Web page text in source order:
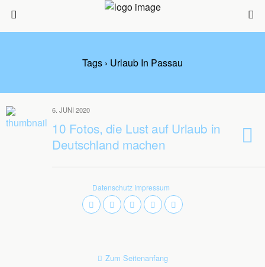
Tags › Urlaub In Passau
6. JUNI 2020
10 Fotos, die Lust auf Urlaub in
Deutschland machen
Datenschutz Impressum
Zum Seitenanfang